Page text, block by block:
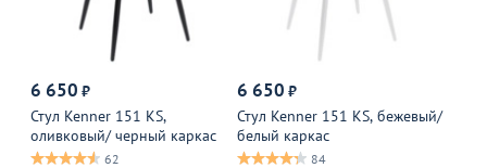
6 650 ₽
Стул Kenner 151 KS,
оливковый/ черный каркас
62
6 650 ₽
Стул Kenner 151 KS, бежевый/
белый каркас
84